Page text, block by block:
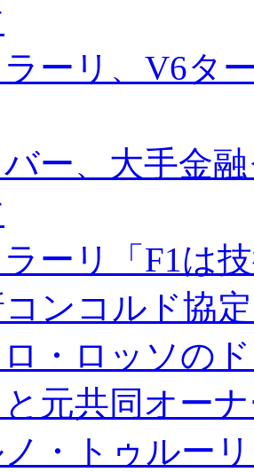
ーリ、V6タ
ー、大手金
ーリ「F1は
コンコルド協
ロ・ロッソの
元共同オー
・トゥルー